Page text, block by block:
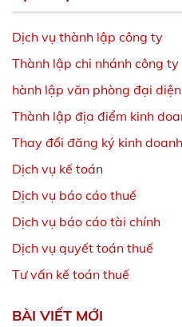
Dịch vụ thành lập công ty
Thành lập chi nhánh công ty
hành lập văn phòng đại diện
Thành lập địa điểm kinh
Thay đổi đăng ký kinh doanh
Dịch vụ kế toán
Dịch vụ báo cáo thuế
Dịch vụ báo cáo tài chính
Dịch vụ quyết toán thuế
Tư vấn kế toán thuế
BÀI VIẾT MỚI